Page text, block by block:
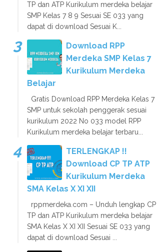
TP dan ATP Kurikulum merdeka belajar
SMP Kelas 7 8 9 Sesuai SE 033 yang
dapat di download Sesuai K...
Download RPP
Merdeka SMP Kelas 7
Kurikulum Merdeka
Belajar
Gratis Download RPP Merdeka Kelas 7
SMP untuk sekolah penggerak sesuai
kurikulum 2022 No 033 model RPP
Kurikulum merdeka belajar terbaru...
TERLENGKAP !!
Download CP TP ATP
Kurikulum Merdeka
SMA Kelas X XI XII
rppmerdeka.com – Unduh lengkap CP
TP dan ATP Kurikulum merdeka belajar
SMA Kelas X XI XII Sesuai SE 033 yang
dapat di download Sesuai ...